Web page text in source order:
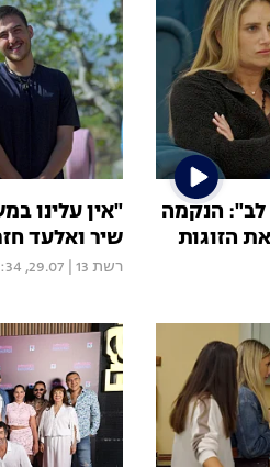
הנקמה
הזוגות
"אין עלינו
שיר ואלעד
רשת 13 29.07, 22:34